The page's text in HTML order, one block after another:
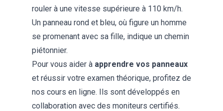
rouler à une vitesse supérieure à 110 km/h.
Un panneau rond et bleu, où figure un homme
se promenant avec sa fille, indique un chemin
piétonnier.
Pour vous aider à apprendre vos panneaux
et réussir votre examen théorique, profitez de
nos cours en ligne. Ils sont développés en
collaboration avec des moniteurs certifiés.